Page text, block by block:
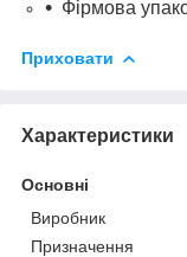
Фірмова
Приховати
Характеристики
Основні
Виробник
Призначення